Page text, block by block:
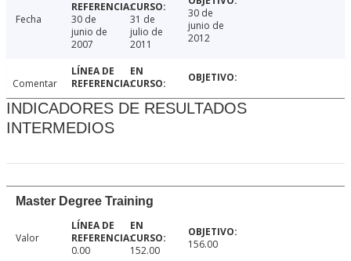
Fecha
30 de
junio de
2007
31 de
julio de
2011
30 de
junio de
2012
Comentar
INDICADORES DE RESULTADOS
INTERMEDIOS
Master Degree Training
Valor
0.00
152.00 156.00